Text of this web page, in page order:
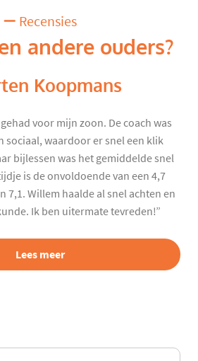
Recensies
andere ouders?
Koopmans
voor mijn zoon. De coach was
sociaal, waardoor er snel een klik
bijlessen was het gemiddelde snel
is de onvoldoende van een 4,7
7,1. Willem haalde al snel achten en
Ik ben uitermate tevreden!”
Lees meer